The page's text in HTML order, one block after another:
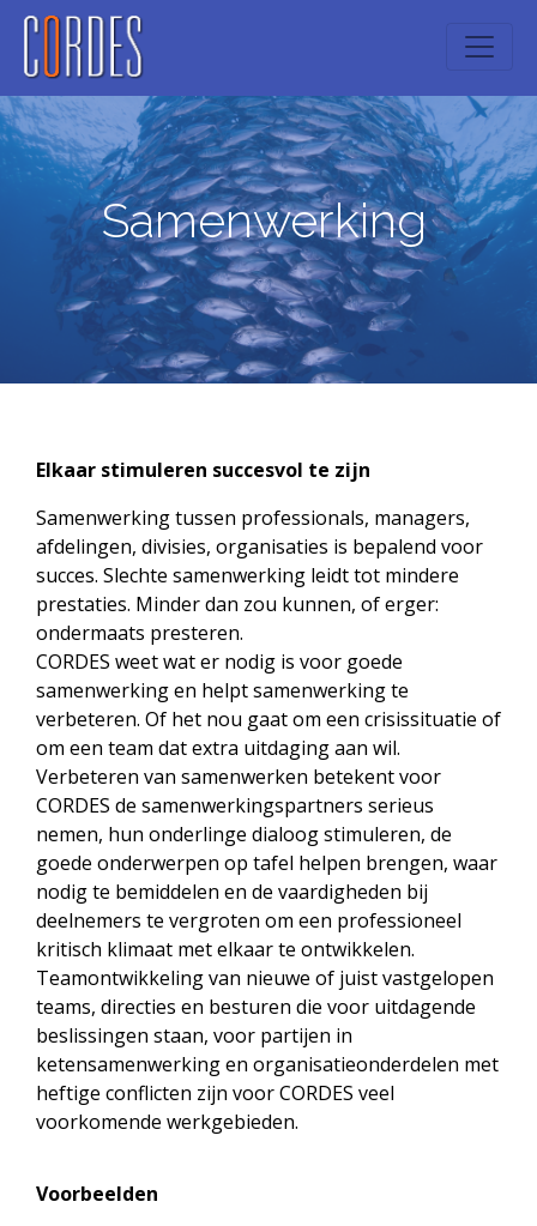
Samenwerking
Elkaar stimuleren succesvol te zijn
Samenwerking tussen professionals, managers,
afdelingen, divisies, organisaties is bepalend voor
succes. Slechte samenwerking leidt tot mindere
prestaties. Minder dan zou kunnen, of erger:
ondermaats presteren.
CORDES weet wat er nodig is voor goede
samenwerking en helpt samenwerking te
verbeteren. Of het nou gaat om een crisissituatie of
om een team dat extra uitdaging aan wil.
Verbeteren van samenwerken betekent voor
CORDES de samenwerkingspartners serieus
nemen, hun onderlinge dialoog stimuleren, de
goede onderwerpen op tafel helpen brengen, waar
nodig te bemiddelen en de vaardigheden bij
deelnemers te vergroten om een professioneel
kritisch klimaat met elkaar te ontwikkelen.
Teamontwikkeling van nieuwe of juist vastgelopen
teams, directies en besturen die voor uitdagende
beslissingen staan, voor partijen in
ketensamenwerking en organisatieonderdelen met
heftige conflicten zijn voor CORDES veel
voorkomende werkgebieden.
Voorbeelden